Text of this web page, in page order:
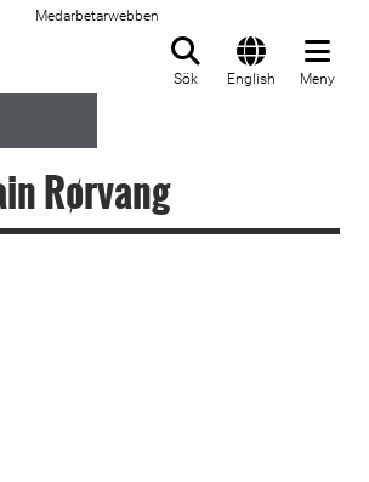
Medarbetarwebben
Sök English Meny
Rørvang